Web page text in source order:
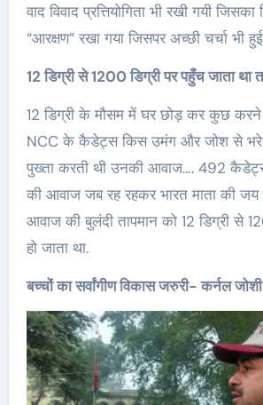
वाद विवाद प्रत्तियोगिता भी रखी गयी
“आरक्षण” रखा गया जिसपर अच्छी चर्चा भी
12 डिग्री से 1200 डिग्री पर पहुँच जाता था
12 डिग्री के मौसम में घर छोड़ कर कुछ
NCC के कैडेट्स किस उमंग और जोश से भरे
पुख्ता करती थी उनकी आवाज…. 492
की आवाज जब रह रहकर भारत माता की
आवाज की बुलंदी तापमान को 12 डिग्री से
हो जाता था.
बच्चों का सर्वांगीण विकास जरुरी- कर्नल जोशी